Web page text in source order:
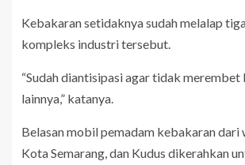
Kebakaran setidaknya sudah melalap
kompleks industri tersebut.
“Sudah diantisipasi agar tidak merembet
lainnya,” katanya.
Belasan mobil pemadam kebakaran dari
Kota Semarang, dan Kudus dikerahkan